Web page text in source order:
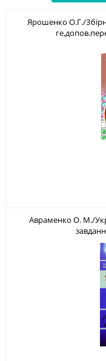
Ярошенко О.Г./
Авраменко О. М./